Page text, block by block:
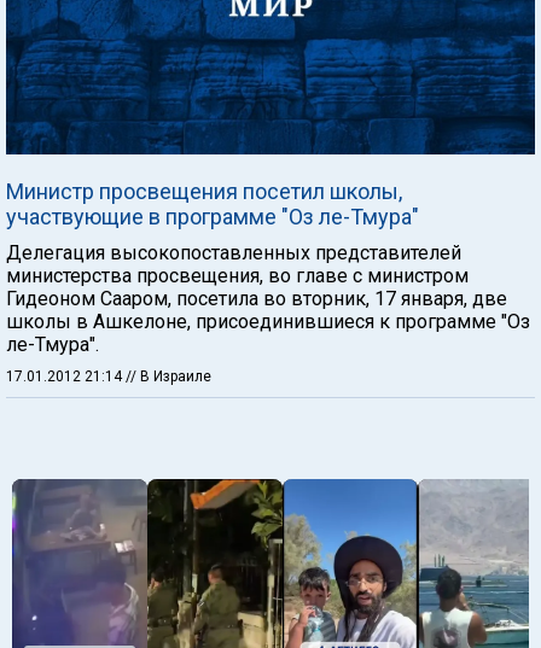
Министр просвещения посетил школы,
участвующие в программе "Оз ле-Тмура"
Делегация высокопоставленных представителей
министерства просвещения, во главе с министром
Гидеоном Сааром, посетила во вторник, 17 января, две
школы в Ашкелоне, присоединившиеся к программе "Оз
ле-Тмура".
17.01.2012 21:14 // В Израиле